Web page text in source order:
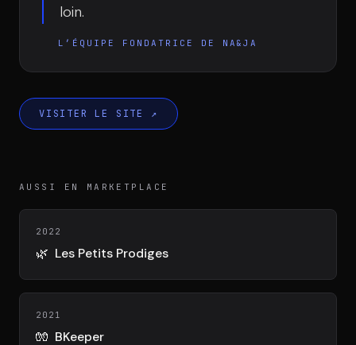
DIAA
Connexion
BIENTÔT DISPONIBLE
loin.
L’ÉQUIPE FONDATRICE DE NA&JA
VISITER LE SITE ↗
AUSSI EN MARKETPLACE
2022
🌿 Les Petits Prodiges
2021
🧤 BKeeper